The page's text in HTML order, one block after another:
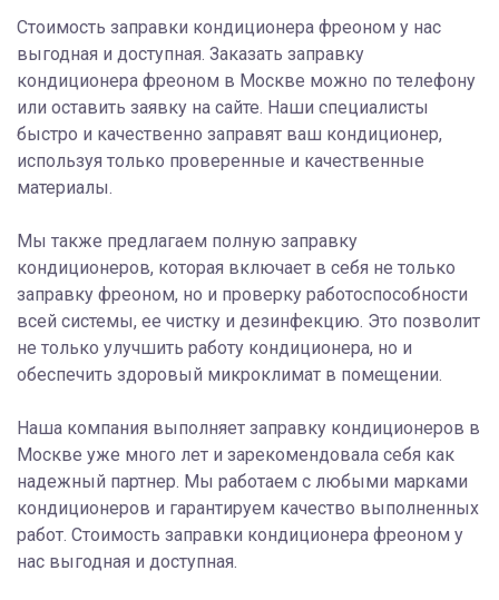
Стоимость заправки кондиционера фреоном у нас
выгодная и доступная. Заказать заправку
кондиционера фреоном в Москве можно по телефону
или оставить заявку на сайте. Наши специалисты
быстро и качественно заправят ваш кондиционер,
используя только проверенные и качественные
материалы.
Мы также предлагаем полную заправку
кондиционеров, которая включает в себя не только
заправку фреоном, но и проверку работоспособности
всей системы, ее чистку и дезинфекцию. Это позволит
не только улучшить работу кондиционера, но и
обеспечить здоровый микроклимат в помещении.
Наша компания выполняет заправку кондиционеров в
Москве уже много лет и зарекомендовала себя как
надежный партнер. Мы работаем с любыми марками
кондиционеров и гарантируем качество выполненных
работ. Стоимость заправки кондиционера фреоном у
нас выгодная и доступная.